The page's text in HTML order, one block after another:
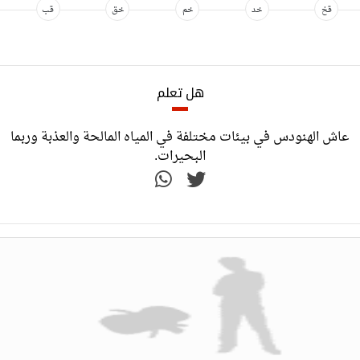
قخ خد خم خق قب
هل تعلم
عاش الهنودس في بيئات مختلفة في المياه المالحة والعذبة وربما
البحيرات.